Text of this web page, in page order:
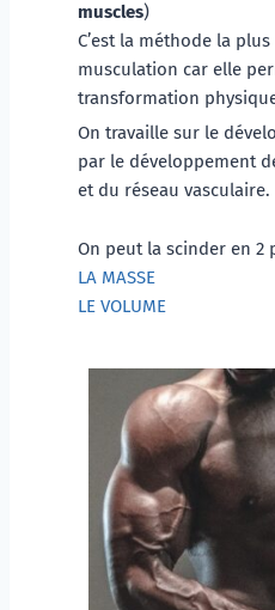
muscles)
C’est la méthode la
musculation car elle
transformation
On travaille sur le
par le développement
et du réseau vasculaire.
On peut la scinder en 2
LA MASSE
LE VOLUME